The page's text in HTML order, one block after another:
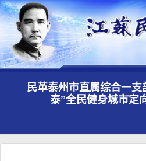
民革泰州市直属综合一
泰”全民健身城市定